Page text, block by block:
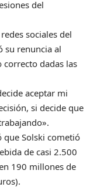
del
sociales del
su renuncia al
correcto dadas las
aceptar mi
si decide que
que Solski cometió
de casi 2.500
190 millones de